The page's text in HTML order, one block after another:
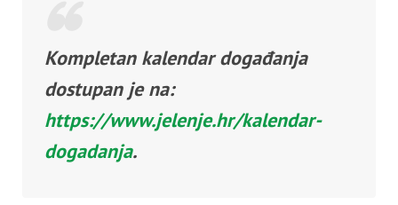
Kompletan kalendar događanja
dostupan je na:
https://www.jelenje.hr/kalendar-
dogadanja.